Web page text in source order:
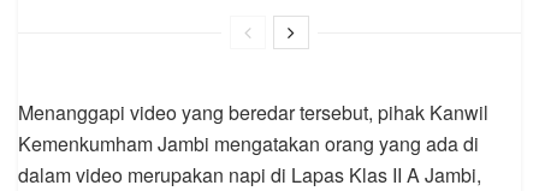
Menanggapi video yang beredar tersebut, pihak Kanwil
Kemenkumham Jambi mengatakan orang yang ada di
dalam video merupakan napi di Lapas Klas II A Jambi,